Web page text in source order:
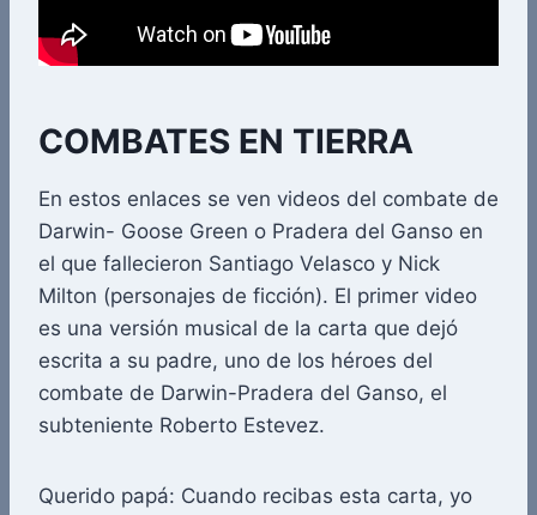
COMBATES EN TIERRA
En estos enlaces se ven videos del combate de
Darwin- Goose Green o Pradera del Ganso en
el que fallecieron Santiago Velasco y Nick
Milton (personajes de ficción). El primer video
es una versión musical de la carta que dejó
escrita a su padre, uno de los héroes del
combate de Darwin-Pradera del Ganso, el
subteniente Roberto Estevez.
Querido papá: Cuando recibas esta carta, yo